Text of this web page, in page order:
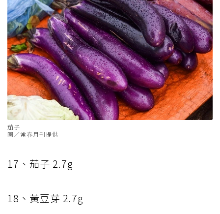
茄子
圖／常春月刊提供
17 、茄子 2.7g
18 、黃豆芽 2.7g